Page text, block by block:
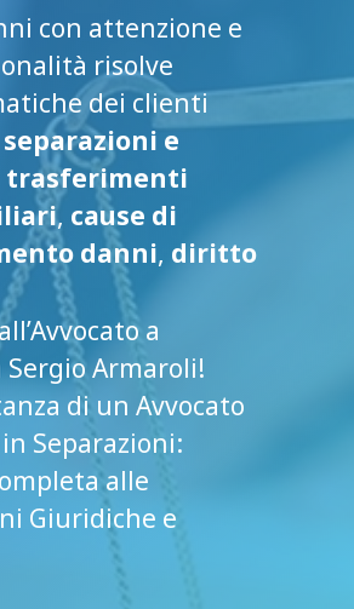
con attenzione e
risolve
dei clienti
separazioni e
trasferimenti
, cause di
danni, diritto
a
Sergio Armaroli!
di un Avvocato
Separazioni:
alle
Giuridiche e